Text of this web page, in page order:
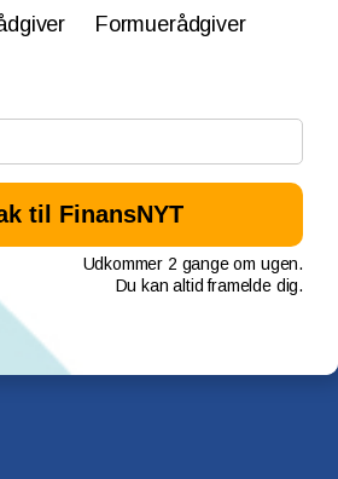
Formuerådgiver
Udkommer 2 gange om ugen.
Du kan altid framelde dig.